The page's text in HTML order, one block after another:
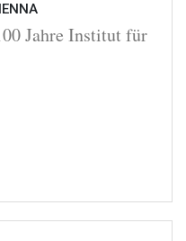
Jahre Institut für